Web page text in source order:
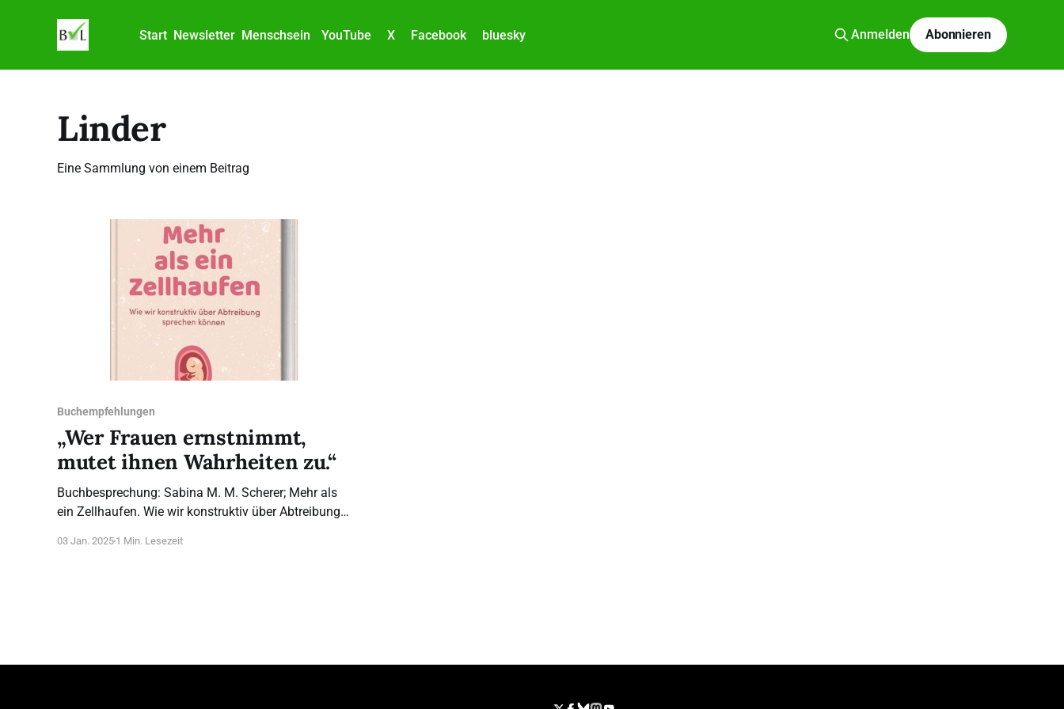
Start Newsletter Menschsein YouTube X Facebook bluesky Anmelden Abonnieren
Linder
Eine Sammlung von einem Beitrag
Buchempfehlungen
„Wer Frauen ernstnimmt,
mutet ihnen Wahrheiten zu.“
Buchbesprechung: Sabina M. M. Scherer; Mehr als
ein Zellhaufen. Wie wir konstruktiv über Abtreibung
3-7751-6212-8
03 Jan. 2025 1 Min. Lesezeit